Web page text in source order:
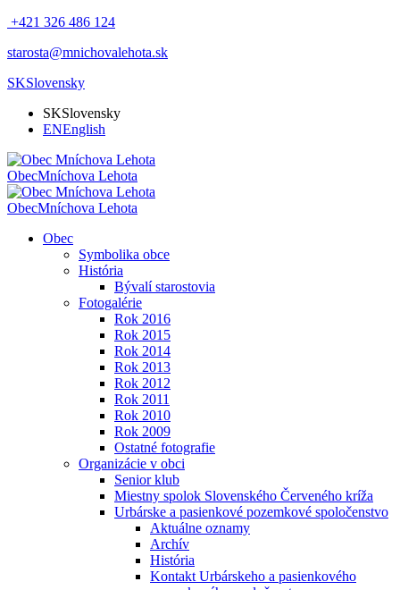
+421 326 486 124
starosta@mnichovalehota.sk
SKSlovensky
SKSlovensky
ENEnglish
ObecMníchova Lehota
ObecMníchova Lehota
Obec
Symbolika obce
História
Bývalí starostovia
Fotogalérie
Rok 2016
Rok 2015
Rok 2014
Rok 2013
Rok 2012
Rok 2011
Rok 2010
Rok 2009
Ostatné fotografie
Organizácie v obci
Senior klub
Miestny spolok Slovenského Červeného kríža
Urbárske a pasienkové pozemkové spoločenstvo
Aktuálne oznamy
Archív
História
Kontakt Urbárskeho a pasienkového